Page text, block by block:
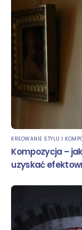
KREOWANIE STYLU I
Kompozycja –
uzyskać